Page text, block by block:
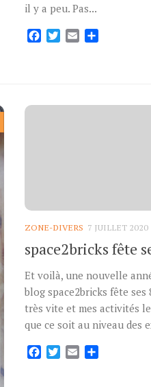
il y a peu. Pas...
FacebookTwitter
Email
ZONE-DIVERS 7 JUILLET 2020
space2bricks fête
Et voilà, une nouvelle
blog space2bricks fête ses
très vite et mes activités
que ce soit au niveau des
FacebookTwitter
Email